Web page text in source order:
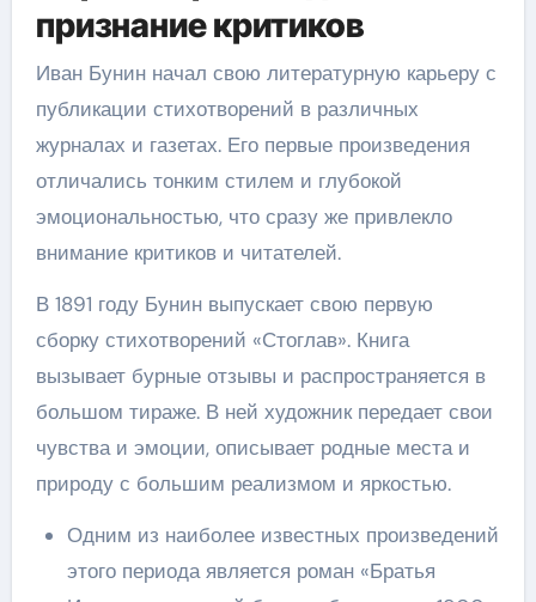
признание критиков
Иван Бунин начал свою литературную карьеру с
публикации стихотворений в различных
журналах и газетах. Его первые произведения
отличались тонким стилем и глубокой
эмоциональностью, что сразу же привлекло
внимание критиков и читателей.
В 1891 году Бунин выпускает свою первую
сборку стихотворений «Стоглав». Книга
вызывает бурные отзывы и распространяется в
большом тираже. В ней художник передает свои
чувства и эмоции, описывает родные места и
природу с большим реализмом и яркостью.
Одним из наиболее известных произведений
этого периода является роман «Братья